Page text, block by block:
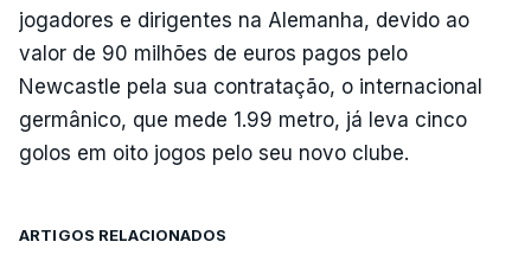
jogadores e dirigentes na Alemanha, devido ao
valor de 90 milhões de euros pagos pelo
Newcastle pela sua contratação, o internacional
germânico, que mede 1.99 metro, já leva cinco
golos em oito jogos pelo seu novo clube.
ARTIGOS RELACIONADOS